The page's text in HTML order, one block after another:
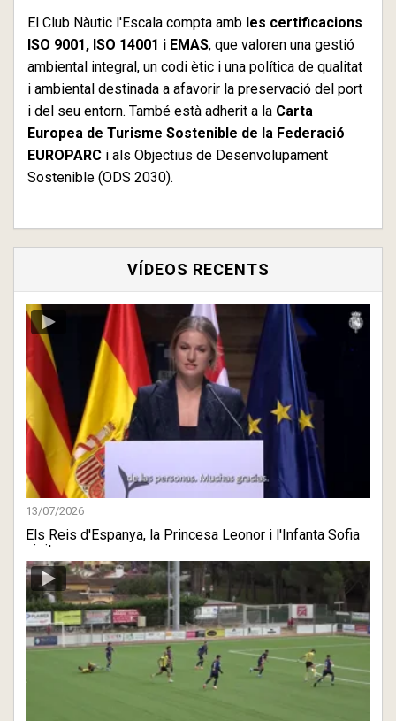
El Club Nàutic l'Escala compta amb les certificacions
ISO 9001, ISO 14001 i EMAS, que valoren una gestió
ambiental integral, un codi ètic i una política de qualitat
i ambiental destinada a afavorir la preservació del port
i del seu entorn. També està adherit a la Carta
Europea de Turisme Sostenible de la Federació
EUROPARC i als Objectius de Desenvolupament
Sostenible (ODS 2030).
VÍDEOS RECENTS
13/07/2026
Els Reis d'Espanya, la Princesa Leonor i l'Infanta Sofia
visite ...